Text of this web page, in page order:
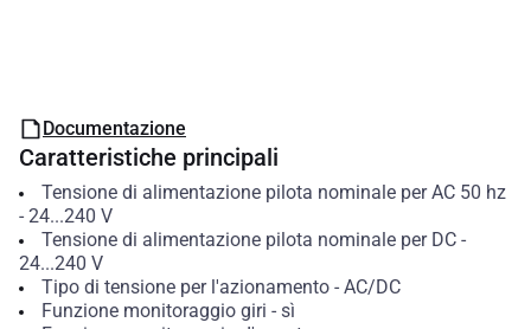
Documentazione
Caratteristiche principali
Tensione di alimentazione pilota nominale per AC 50 hz
- 24...240 V
Tensione di alimentazione pilota nominale per DC-
24...240 V
Tipo di tensione per l'azionamento- AC/DC
Funzione monitoraggio giri - sì